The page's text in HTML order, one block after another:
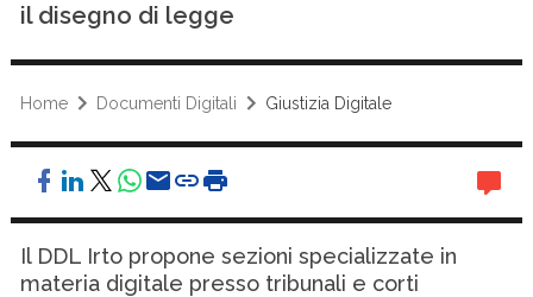
il disegno di legge
Home Documenti Digitali Giustizia Digitale
Il DDL Irto propone sezioni specializzate in
materia digitale presso tribunali e corti